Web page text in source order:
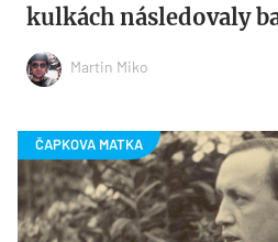
kulkách následovaly
Martin Miko